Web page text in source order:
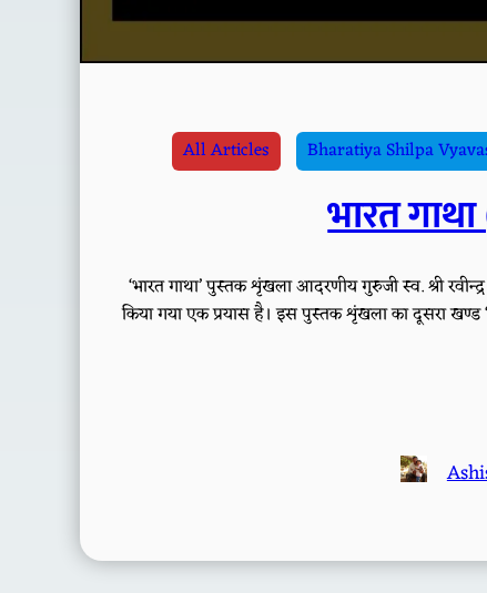
All Articles Bharatiya Shilpa
भारत
‘भारत गाथा’ पुस्तक शृंखला आदरणीय गुरुजी स्व. श्री
किया गया एक प्रयास है। इस पुस्तक शृंखला का दूसरा खण्ड